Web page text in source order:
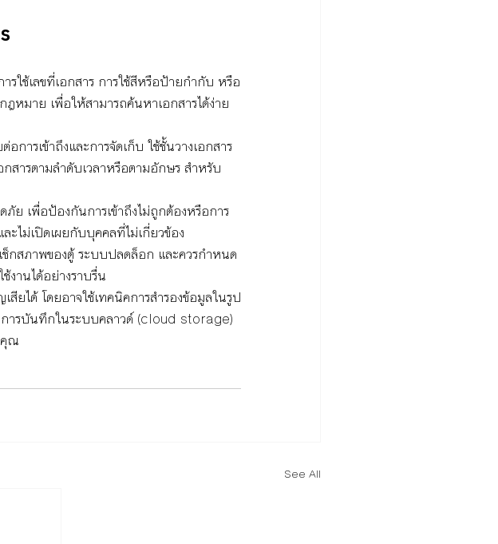
รใช้เลขที่เอกสาร การใช้สีหรือป้ายกำกับ หรือ
หมาย เพื่อให้สามารถค้นหาเอกสารได้ง่าย
ารเข้าถึงและการจัดเก็บ ใช้ชั้นวางเอกสาร
สารตามลำดับเวลาหรือตามอักษร สำหรับ
ย เพื่อป้องกันการเข้าถึงไม่ถูกต้องหรือการ
ไม่เปิดเผยกับบุคคลที่ไม่เกี่ยวข้อง
ช็กสภาพของตู้ ระบบปลดล็อก และควรกำหนด
งานได้อย่างราบรื่น
ยได้ โดยอาจใช้เทคนิคการสำรองข้อมูลในรูป
ารบันทึกในระบบคลาวด์ (cloud storage)
คุณ
See All